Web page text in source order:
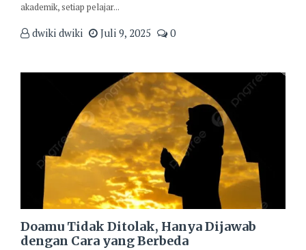
akademik, setiap pelajar...
dwiki dwiki Juli 9, 2025 0
Doamu Tidak Ditolak, Hanya Dijawab
dengan Cara yang Berbeda